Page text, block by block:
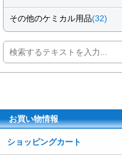
その他のケミカル用品(32)
お買い物情報
ショッピングカート